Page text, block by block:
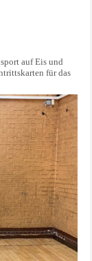
auf Eis und
für das